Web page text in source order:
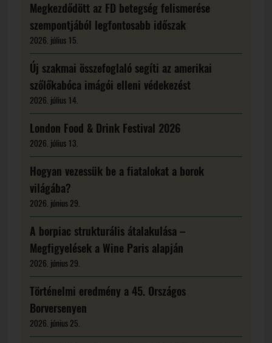
Megkezdődött az FD betegség felismerése
szempontjából legfontosabb időszak
2026. július 15.
Új szakmai összefoglaló segíti az amerikai
szőlőkabóca imágói elleni védekezést
2026. július 14.
London Food & Drink Festival 2026
2026. július 13.
Hogyan vezessük be a fiatalokat a borok
világába?
2026. június 29.
A borpiac strukturális átalakulása –
Megfigyelések a Wine Paris alapján
2026. június 29.
Történelmi eredmény a 45. Országos
Borversenyen
2026. június 25.